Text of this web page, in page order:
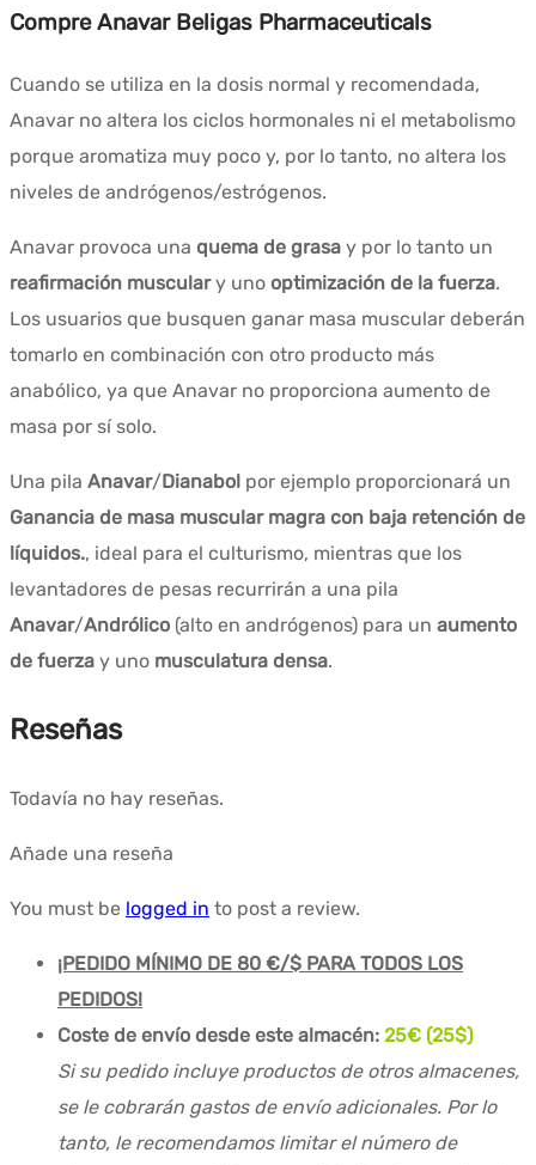
Compre Anavar Beligas Pharmaceuticals
Cuando se utiliza en la dosis normal y recomendada,
Anavar no altera los ciclos hormonales ni el metabolismo
porque aromatiza muy poco y, por lo tanto, no altera los
niveles de andrógenos/estrógenos.
Anavar provoca una quema de grasa y por lo tanto un
reafirmación musculary uno optimización de la fuerza.
Los usuarios que busquen ganar masa muscular deberán
tomarlo en combinación con otro producto más
anabólico, ya que Anavar no proporciona aumento de
masa por sí solo.
Una pila Anavar/Dianabol por ejemplo proporcionará un
Ganancia de masa muscular magra con baja retención de
líquidos., ideal para el culturismo, mientras que los
levantadores de pesas recurrirán a una pila
Anavar/Andrólico (alto en andrógenos) para un aumento
de fuerza y uno musculatura densa.
Reseñas
Todavía no hay reseñas.
Añade una reseña
You must be logged in to post a review.
¡PEDIDO MÍNIMO DE 80 €/$ PARA TODOS LOS
PEDIDOS!
Coste de envío desde este almacén: 25€ (25$)
Si su pedido incluye productos de otros almacenes,
se le cobrarán gastos de envío adicionales. Por lo
tanto, le recomendamos limitar el número de